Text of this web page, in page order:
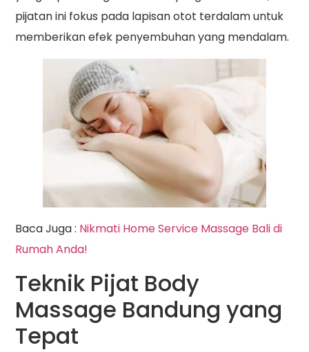
pijatan ini fokus pada lapisan otot terdalam untuk
memberikan efek penyembuhan yang mendalam.
Baca Juga : Nikmati Home Service Massage Bali di
Rumah Anda!
Teknik Pijat Body
Massage Bandung yang
Tepat